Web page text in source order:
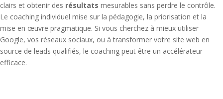
clairs et obtenir des résultats mesurables sans perdre le contrôle.
Le coaching individuel mise sur la pédagogie, la priorisation et la
mise en œuvre pragmatique. Si vous cherchez à mieux utiliser
Google, vos réseaux sociaux, ou à transformer votre site web en
source de leads qualifiés, le coaching peut être un accélérateur
efficace.